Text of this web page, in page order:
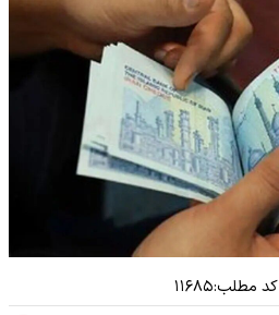
کد مطلب:۱۱۶۸۵